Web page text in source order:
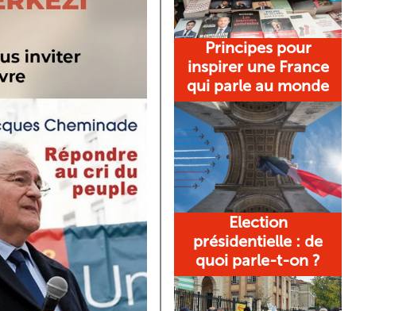
Principes pour
inspirer une France
qui parle au monde
Election
présidentielle : de
quoi parle-t-on ?